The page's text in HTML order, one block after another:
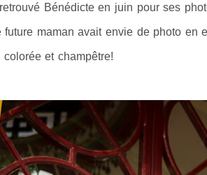
Bénédicte en juin pour ses
future maman avait envie de photo en
colorée et champêtre!